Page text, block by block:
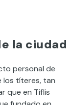
la ciudad
personal de
los títeres, tan
que en Tiflis